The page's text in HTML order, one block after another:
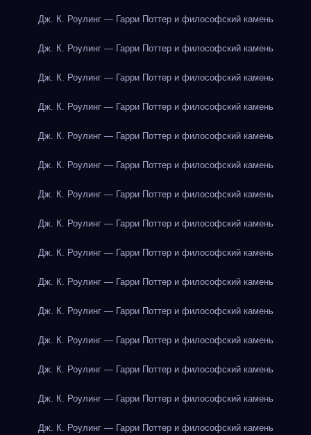
Дж. К. Роулинг — Гарри Поттер и философский камень
Дж. К. Роулинг — Гарри Поттер и философский камень
Дж. К. Роулинг — Гарри Поттер и философский камень
Дж. К. Роулинг — Гарри Поттер и философский камень
Дж. К. Роулинг — Гарри Поттер и философский камень
Дж. К. Роулинг — Гарри Поттер и философский камень
Дж. К. Роулинг — Гарри Поттер и философский камень
Дж. К. Роулинг — Гарри Поттер и философский камень
Дж. К. Роулинг — Гарри Поттер и философский камень
Дж. К. Роулинг — Гарри Поттер и философский камень
Дж. К. Роулинг — Гарри Поттер и философский камень
Дж. К. Роулинг — Гарри Поттер и философский камень
Дж. К. Роулинг — Гарри Поттер и философский камень
Дж. К. Роулинг — Гарри Поттер и философский камень
Дж. К. Роулинг — Гарри Поттер и философский камень